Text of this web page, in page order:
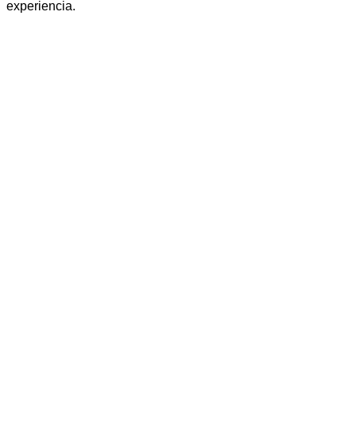
experiencia.